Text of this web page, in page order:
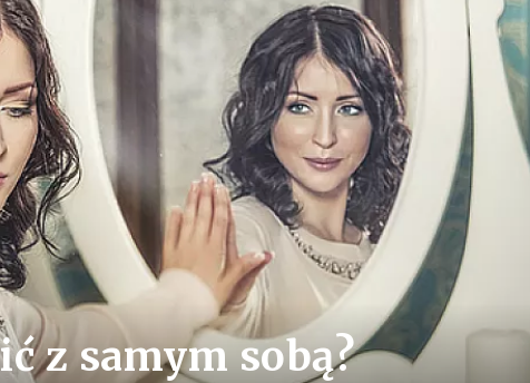
z samym sobą?